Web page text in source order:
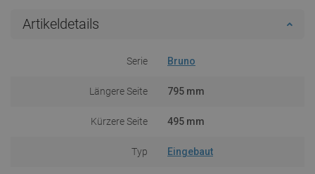
Artikeldetails
Serie Bruno
Längere Seite 795 mm
Kürzere Seite 495 mm
Typ Eingebaut